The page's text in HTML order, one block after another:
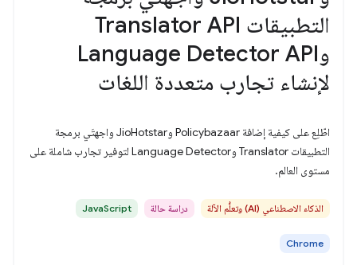
التطبيقات Translator API
وLanguage Detector API
لإنشاء تجارب متعددة اللغات
اطّلِع على كيفية إضافة Policybazaar وJioHotstar واجهتَي برمجة
التطبيقات Translator وLanguage Detector لتوفير تجارب شاملة على
مستوى العالم.
الذكاء الاصطناعي (AI) وتعلُّم الآلة دراسة حالة JavaScript
Chrome